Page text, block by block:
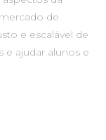
de
e escalável de
e ajudar alunos e